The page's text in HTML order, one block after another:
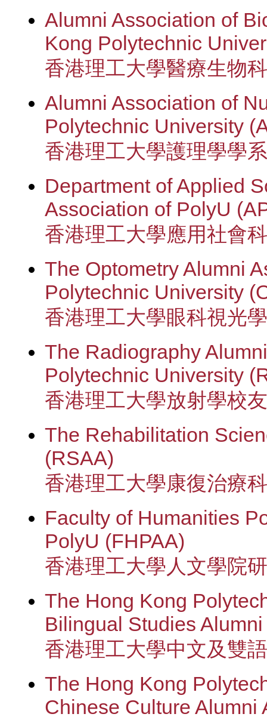
Alumni Association of
Kong Polytechnic
香港理工大學醫療生物
Alumni Association of
Polytechnic University
香港理工大學護理學學
Department of Applied
Association of PolyU
香港理工大學應用社會
The Optometry Alumni
Polytechnic University
香港理工大學眼科視光
The Radiography
Polytechnic University
香港理工大學放射學校
The Rehabilitation
(RSAA)
香港理工大學康復治療
Faculty of Humanities
PolyU (FHPAA)
香港理工大學人文學院
The Hong Kong
Bilingual Studies
香港理工大學中文及雙
The Hong Kong
Chinese Culture Alumni